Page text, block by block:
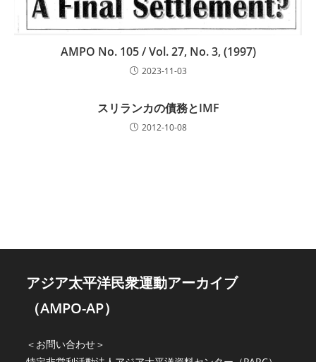
AMPO No. 105 / Vol. 27, No. 3, (1997)
2023-11-03
スリランカの債務とIMF
2012-10-08
アジア太平洋民衆運動アーカイブ
（AMPO-AP）
＜お問い合わせ＞